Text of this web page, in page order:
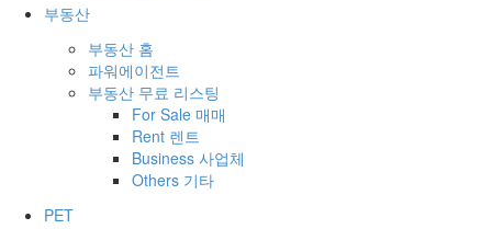
부동산
부동산 홈
파워에이전트
부동산 무료 리스팅
For Sale 매매
Rent 렌트
Business 사업체
Others 기타
PET